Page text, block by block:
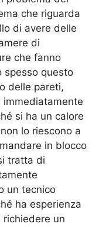
che riguarda
di avere delle
di
che fanno
spesso questo
delle pareti,
immediatamente
si ha un calore
lo riescono a
in blocco
tratta di
un tecnico
ha esperienza
un